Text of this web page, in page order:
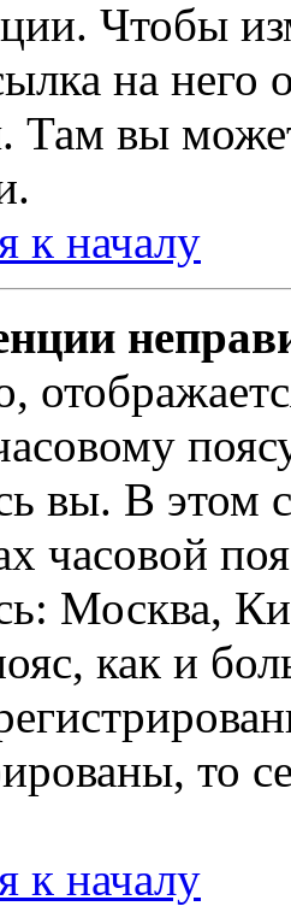
Чтобы
на него
Там вы
к началу
вы. В этом
часовой
Москва,
как и
то
к началу